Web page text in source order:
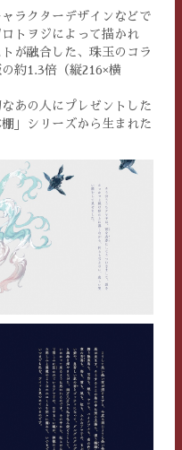
ラクターデザインなどで
トヲジによって描かれ
が融合した、珠玉のコラ
約1.3倍（縦216×横
あの人にプレゼントした
」シリーズから生まれた